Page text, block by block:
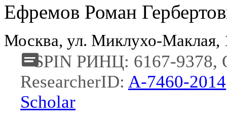
Ефремов Роман
Москва, ул. Миклухо-
SPIN РИНЦ: 6167-9378,
ResearcherID: A-7460-2014
Scholar